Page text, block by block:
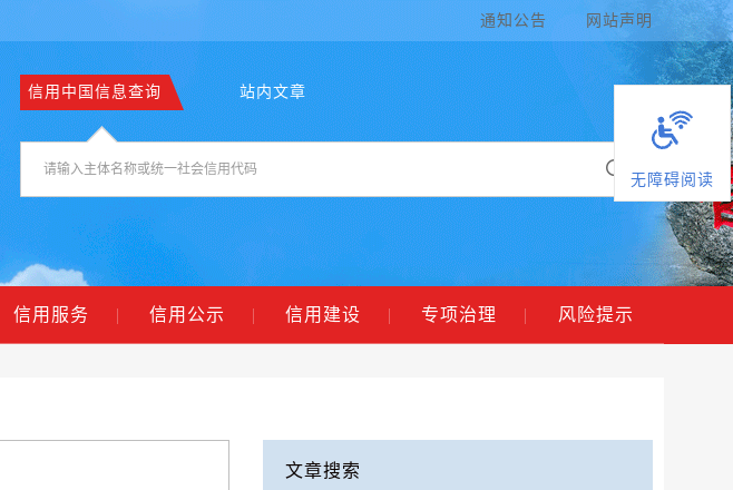
通知公告 网站声明
信用中国信息查询 站内文章
无障碍阅读
信用服务 | 信用公示 | 信用建设 | 专项治理 | 风险提示
文章搜索